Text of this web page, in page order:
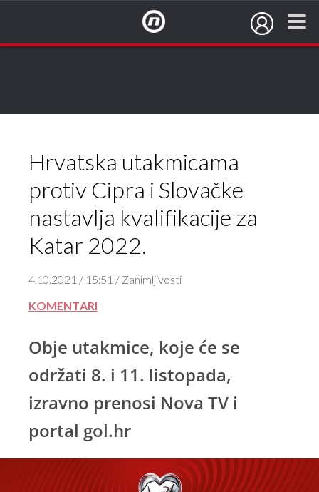
Hrvatska utakmicama
protiv Cipra i Slovačke
nastavlja kvalifikacije za
Katar 2022.
4.10.2021 / 15:51 / Zanimljivosti
KOMENTARI
Obje utakmice, koje će se
održati 8. i 11. listopada,
izravno prenosi Nova TV i
portal gol.hr